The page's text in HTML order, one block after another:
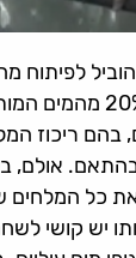
לפיתוח
התפלה בארץ ובעולם. כ
בהם ריכוז
בהתאם.
כל המלחים
יש קושי